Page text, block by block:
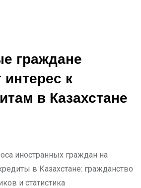
граждане
к
в Казахстане
в Казахстане: гражданство
и статистика